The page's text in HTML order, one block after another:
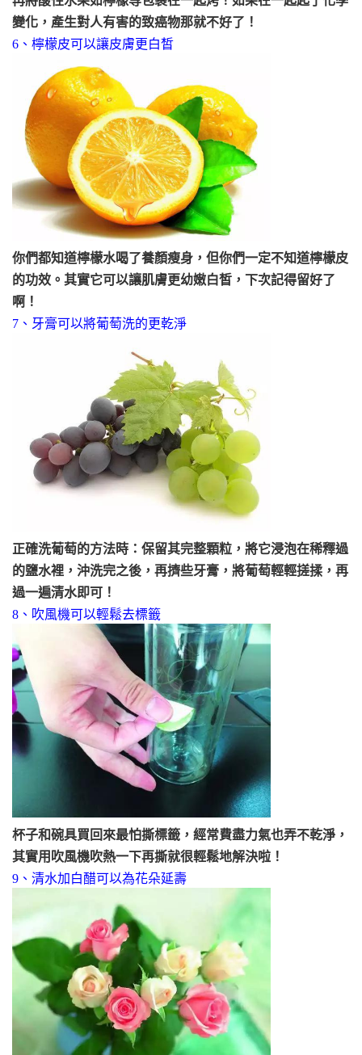
變化，產生對人有害的致癌物那就不好了！
6、檸檬皮可以讓皮膚更白皙
你們都知道檸檬水喝了養顏瘦身，但你們一定不知道檸檬皮
的功效。其實它可以讓肌膚更幼嫩白皙，下次記得留好了
啊！
7、牙膏可以將葡萄洗的更乾淨
正確洗葡萄的方法時：保留其完整顆粒，將它浸泡在稀釋過
的鹽水裡，沖洗完之後，再擠些牙膏，將葡萄輕輕搓揉，再
過一遍清水即可！
8、吹風機可以輕鬆去標籤
杯子和碗具買回來最怕撕標籤，經常費盡力氣也弄不乾淨，
其實用吹風機吹熱一下再撕就很輕鬆地解決啦！
9、清水加白醋可以為花朵延壽